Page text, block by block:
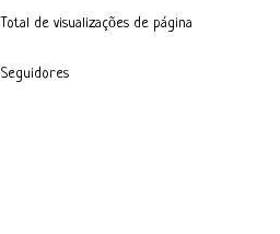
Total de visualizações de página
Seguidores